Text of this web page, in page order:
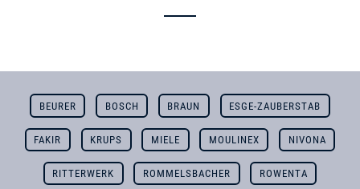
BEURER BOSCH BRAUN ESGE-ZAUBERSTAB
FAKIR KRUPS MIELE MOULINEX NIVONA
RITTERWERK ROMMELSBACHER ROWENTA